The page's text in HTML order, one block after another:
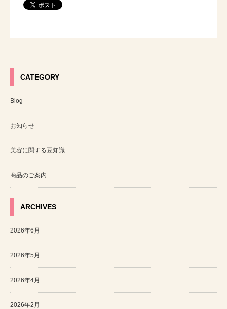
CATEGORY
Blog
お知らせ
美容に関する豆知識
商品のご案内
ARCHIVES
2026年6月
2026年5月
2026年4月
2026年2月